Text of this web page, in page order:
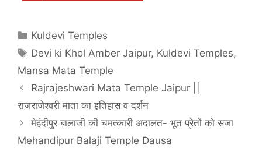
Categories
Kuldevi Temples
Tags
Devi ki Khol Amber Jaipur, Kuldevi Temples,
Mansa Mata Temple
Rajrajeshwari Mata Temple Jaipur ||
राजराजेश्वरी माता का इतिहास व दर्शन
मेहंदीपुर बालाजी की चमत्कारी अदालत- भूत प्रेतों को सजा
Mehandipur Balaji Temple Dausa